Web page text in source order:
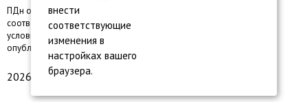
ПДн опубликованы на сайте при наличии правовых оснований в
соответствии с ч.1 ст.6 и ст. 10.1 152-ФЗ. Субъектами установлены
условия и запреты на обработку неограниченным кругом лиц
опубликованных персональных данных
2026 © ООО «Софтехно»
внести
соответствующие
изменения в
настройках вашего
браузера.